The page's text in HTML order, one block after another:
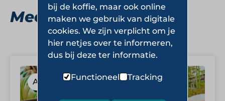
Meer Attractieparken
Attractieparken
bij de koffie, maar ook online
maken we gebruik van digitale
cookies. We zijn verplicht om je
hier netjes over te informeren,
dus bij deze ter informatie.
Functioneel Tracking